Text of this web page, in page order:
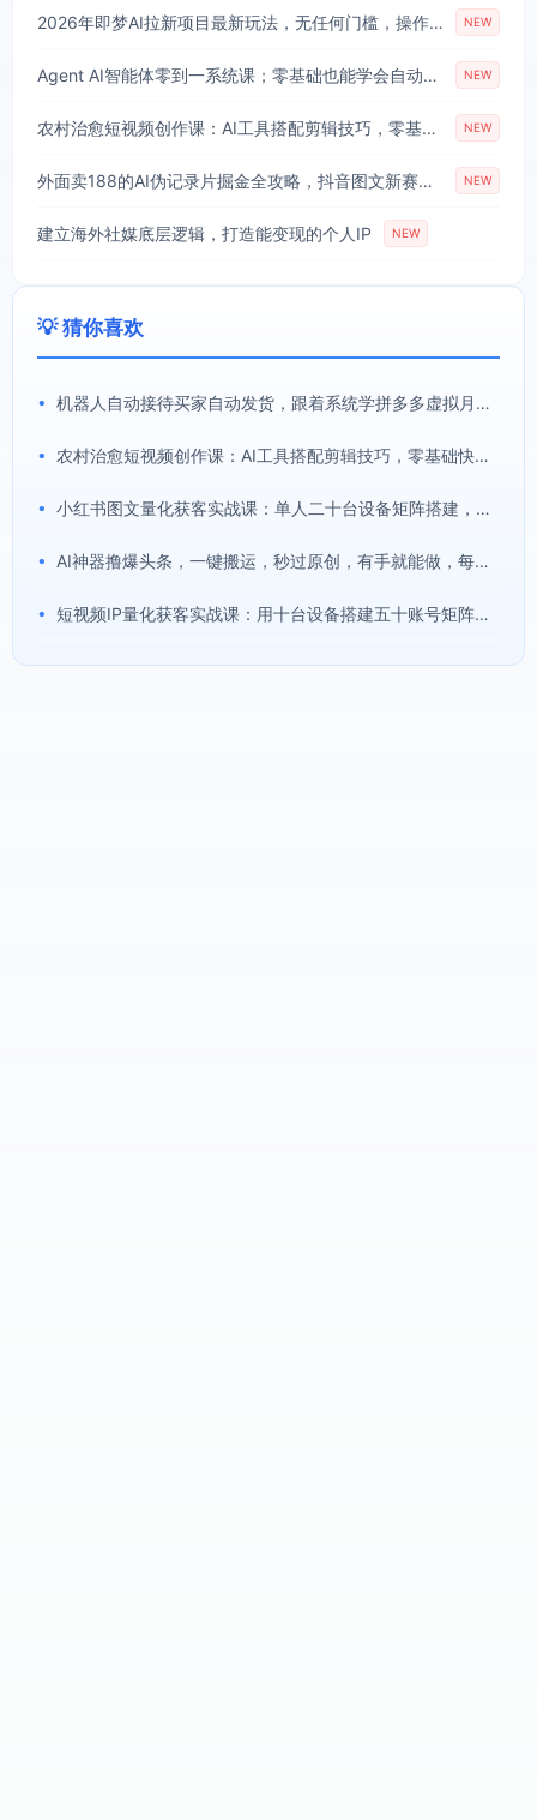
2026年即梦AI拉新项目最新玩法，无任何门槛，操作非常简单，人人都可做，拉新佣金最高13米每单(更新08月07日) NEW
Agent AI智能体零到一系统课；零基础也能学会自动化实战，从核心概念到Coze工作流搭建完整覆盖 NEW
农村治愈短视频创作课：AI工具搭配剪辑技巧，零基础快速制作高质感田园治愈内容 NEW
外面卖188的AI伪记录片掘金全攻略，抖音图文新赛道，轻松涨粉变现，拿创作者伙伴计划收益【文档】 NEW
建立海外社媒底层逻辑，打造能变现的个人IP NEW
💡 猜你喜欢
• 机器人自动接待买家自动发货，跟着系统学拼多多虚拟月入1-5万
• 农村治愈短视频创作课：AI工具搭配剪辑技巧，零基础快速制作高质感田园治愈内容
• 小红书图文量化获客实战课：单人二十台设备矩阵搭建，标准化流程高效批量引流获客
• AI神器撸爆头条，一键搬运，秒过原创，有手就能做，每天稳定200+【揭秘】
• 短视频IP量化获客实战课：用十台设备搭建五十账号矩阵，精准打造引流接单型流量账号